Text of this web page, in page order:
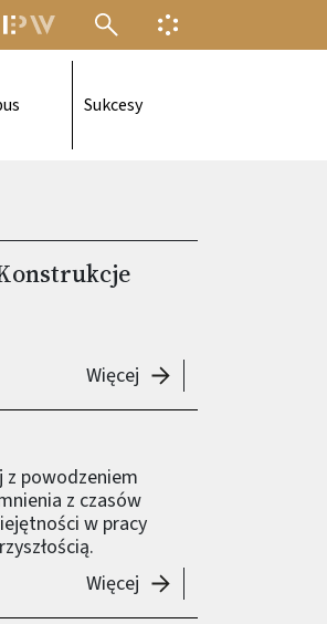
MENU ELEKTRONICZNEJINFORMACJA O
Sukcesy
Więcej IV edycja Dnia
z powodzeniem
z czasów
w pracy
Więcej Absolwenci PW: